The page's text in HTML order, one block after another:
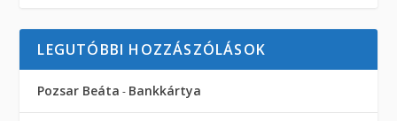
LEGUTÓBBI HOZZÁSZÓLÁSOK
Pozsar Beáta - Bankkártya